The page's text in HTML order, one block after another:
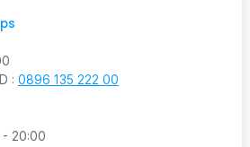
: 0896 135 222 00
- 20:00